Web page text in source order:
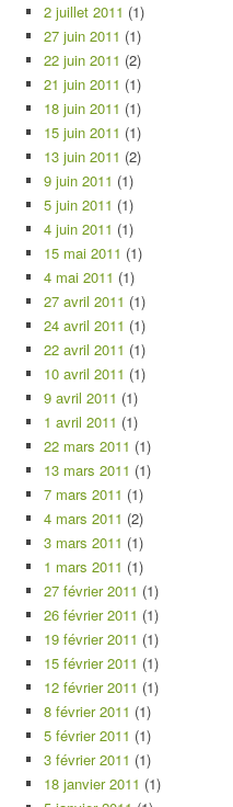
2 juillet 2011 (1)
27 juin 2011 (1)
22 juin 2011 (2)
21 juin 2011 (1)
18 juin 2011 (1)
15 juin 2011 (1)
13 juin 2011 (2)
9 juin 2011 (1)
5 juin 2011 (1)
4 juin 2011 (1)
15 mai 2011 (1)
4 mai 2011 (1)
27 avril 2011 (1)
24 avril 2011 (1)
22 avril 2011 (1)
10 avril 2011 (1)
9 avril 2011 (1)
1 avril 2011 (1)
22 mars 2011 (1)
13 mars 2011 (1)
7 mars 2011 (1)
4 mars 2011 (2)
3 mars 2011 (1)
1 mars 2011 (1)
27 février 2011 (1)
26 février 2011 (1)
19 février 2011 (1)
15 février 2011 (1)
12 février 2011 (1)
8 février 2011 (1)
5 février 2011 (1)
3 février 2011 (1)
18 janvier 2011 (1)